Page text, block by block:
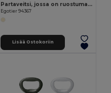
Partaveitsi, jossa on ruostumattomasta teräksestä valmistettu terä ja bambukahva
Egotier 94367
Lisää Ostokoriin